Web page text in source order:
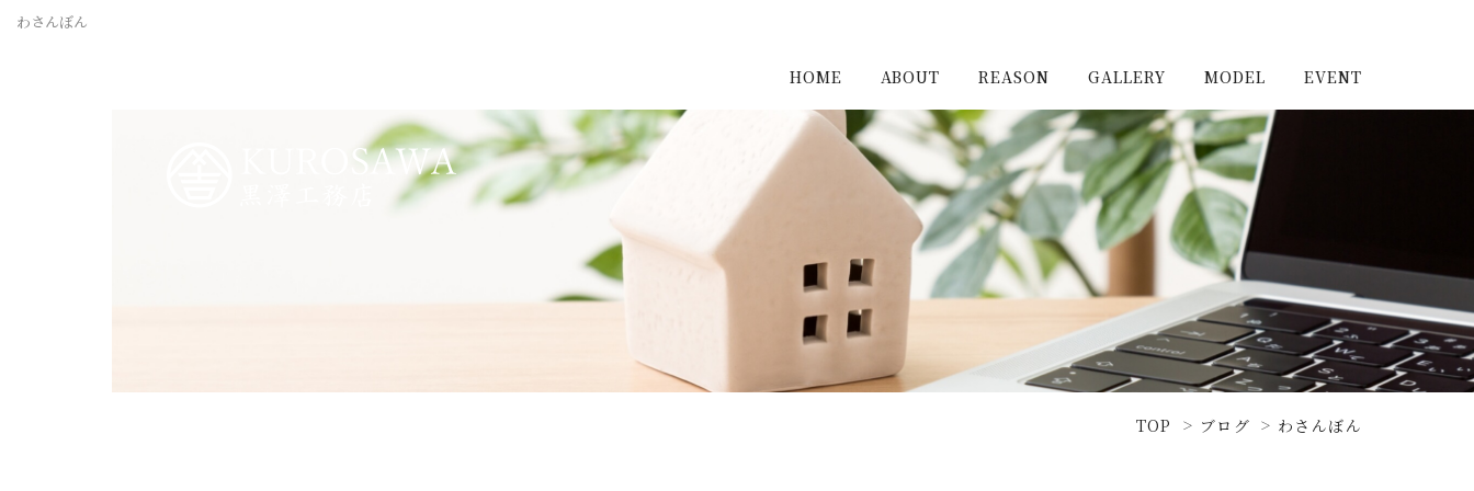
わさんぼん
HOME ABOUT REASON GALLERY
施工実例（新築）
施工実例（リノベーショ
ン）
MODEL
浦和住宅公園
浦和住宅展示場Miraizu
大宮北ハウジングステージ
EVENT
TOP ブログ わさんぼん